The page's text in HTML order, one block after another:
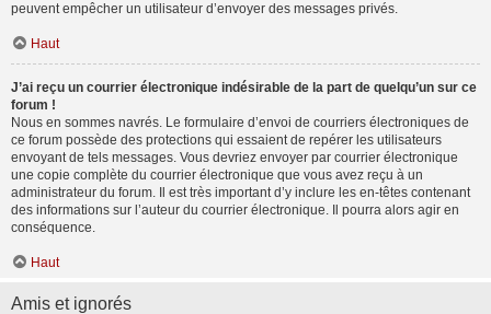
peuvent empêcher un utilisateur d’envoyer des messages privés.
Haut
J’ai reçu un courrier électronique indésirable de la part de quelqu’un sur ce
forum !
Nous en sommes navrés. Le formulaire d’envoi de courriers électroniques de
ce forum possède des protections qui essaient de repérer les utilisateurs
envoyant de tels messages. Vous devriez envoyer par courrier électronique
une copie complète du courrier électronique que vous avez reçu à un
administrateur du forum. Il est très important d’y inclure les en-têtes contenant
des informations sur l’auteur du courrier électronique. Il pourra alors agir en
conséquence.
Haut
Amis et ignorés